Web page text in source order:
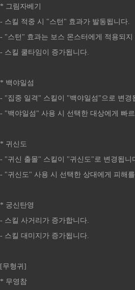
* 그림자베기
- 스킬 적중 시 "스턴" 효과가 발동됩니다.
- "스턴" 효과는 보스 몬스터에게 적용되지
- 스킬 쿨타임이 증가됩니다.
* 백야일섬
- "집중 일격" 스킬이 "백야일섬"으로 변경
- "백야일섬" 사용 시 선택한 대상에게 빠
* 귀신도
- "귀신 출몰" 스킬이 "귀신도"로 변경됩니
- "귀신도" 사용 시 선택한 상대에게 피해
* 궁신탄영
- 스킬 사거리가 증가합니다.
- 스킬 대미지가 증가됩니다.
[무형귀]
* 무영참